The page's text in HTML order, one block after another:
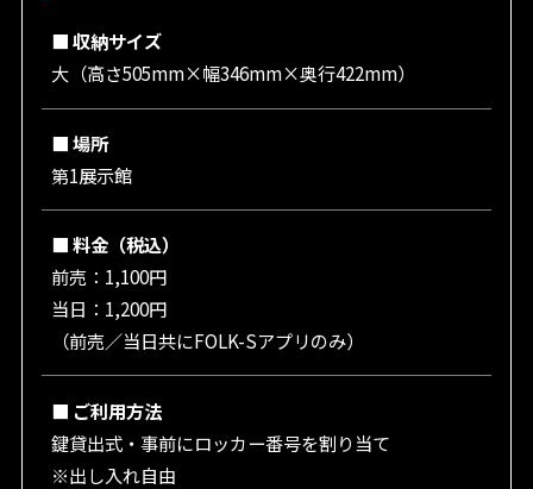
■ 収納サイズ
大（高さ505mm×幅346mm×奥行422mm）
■ 場所
第1展示館
■ 料金（税込）
前売：1,100円
当日：1,200円
（前売／当日共にFOLK-Sアプリのみ）
■ ご利用方法
鍵貸出式・事前にロッカー番号を割り当て
※出し入れ自由